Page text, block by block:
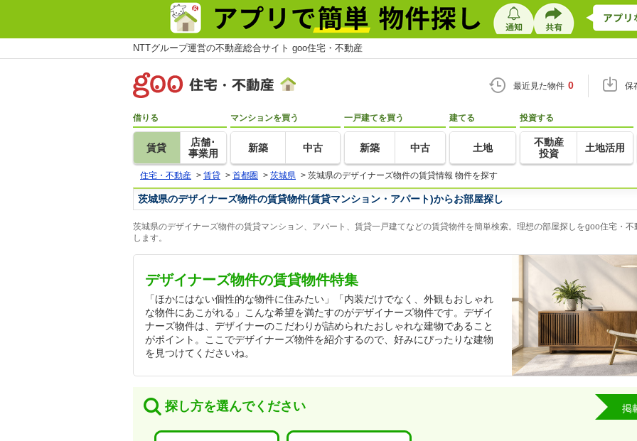
NTTグループ運営の不動産総合サイト goo住宅・不動産
最近見た物件 0 保
借りる
賃貸
店舗･
事業用
マンションを買う
新築 中古
一戸建てを買う
新築 中古
建てる
土地
投資する
不動産
投資
土地活用
住宅・不動産 > 賃貸 > 首都圏 > 茨城県 > 茨城県のデザイナーズ物件の賃貸情報 物件を探す
茨城県のデザイナーズ物件の賃貸物件(賃貸マンション・アパート)からお部屋探し
茨城県のデザイナーズ物件の賃貸マンション、アパート、賃貸一戸建てなどの賃貸物件を簡単検索。理想の部屋探しをgoo住宅・不
します。
デザイナーズ物件の賃貸物件特集
「ほかにはない個性的な物件に住みたい」「内装だけでなく、外観もおしゃれ
な物件にあこがれる」こんな希望を満たすのがデザイナーズ物件です。デザイ
ナーズ物件は、デザイナーのこだわりが詰められたおしゃれな建物であること
がポイント。ここでデザイナーズ物件を紹介するので、好みにぴったりな建物
を見つけてくださいね。
探し方を選んでください 掲